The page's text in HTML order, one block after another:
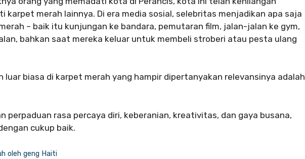
karpet merah lainnya. Di era media sosial, selebritas menjadikan apa saja
– baik itu kunjungan ke bandara, pemutaran film, jalan-jalan ke gym,
bahkan saat mereka keluar untuk membeli stroberi atau pesta ulang
luar biasa di karpet merah yang hampir dipertanyakan relevansinya adalah
perpaduan rasa percaya diri, keberanian, kreativitas, dan gaya busana,
cukup baik.
oleh geng Haiti